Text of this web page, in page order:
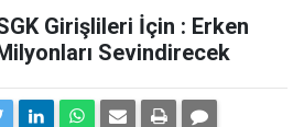
Girişlileri İçin : Erken
Sevindirecek